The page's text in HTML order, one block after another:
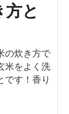
方と
の炊き方で
米をよく洗
です！香り